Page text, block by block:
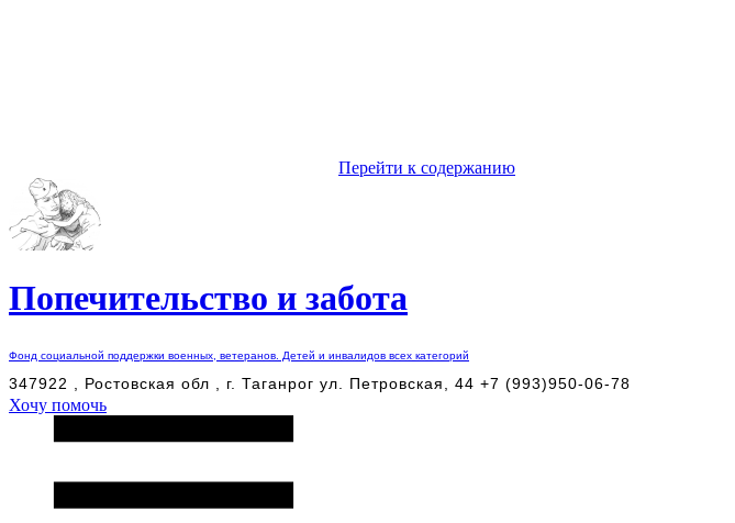
Перейти к содержанию
Попечительство и забота
Фонд социальной поддержки военных, ветеранов. Детей и инвалидов всех категорий
347922 , Ростовская обл , г. Таганрог ул. Петровская, 44 +7 (993)950-06-78
Хочу помочь